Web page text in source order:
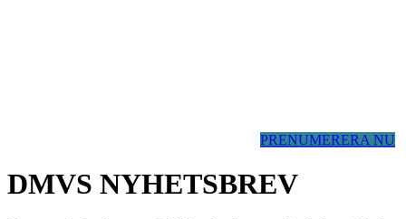
PRENUMERERA NU
DMVS NYHETSBREV